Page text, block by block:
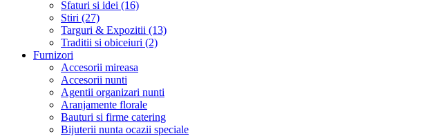
Sfaturi si idei (16)
Stiri (27)
Targuri & Expozitii (13)
Traditii si obiceiuri (2)
Furnizori
Accesorii mireasa
Accesorii nunti
Agentii organizari nunti
Aranjamente florale
Bauturi si firme catering
Bijuterii nunta ocazii speciale